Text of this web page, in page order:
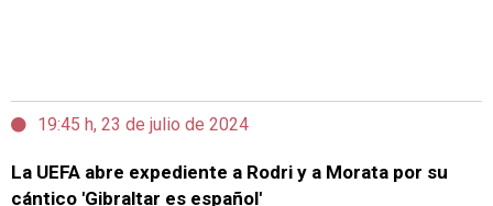
19:45 h, 23 de julio de 2024
La UEFA abre expediente a Rodri y a Morata por su
cántico 'Gibraltar es español'